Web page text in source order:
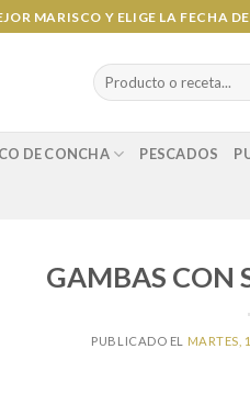
MARISCO Y ELIGE LA FECHA
Search
for:
DE CONCHA PESCADOS
GAMBAS CON
PUBLICADO EL MARTES,